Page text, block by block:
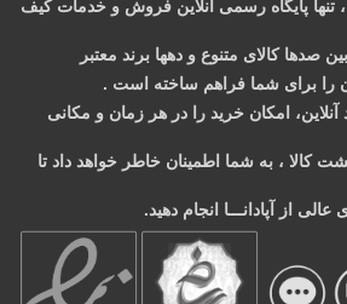
، تنها پایگاه رسمی آنلاین فروش و خدمات کیف
صدها کالای متنوع و دهها برند معتبر
را برای شما فراهم ساخته است .
آنلاین، امکان خرید را در هر زمان و مکانی
7روز بازگشت کالا ، به شما اطمینان خاطر خواهد داد تا
از آپادانـــا انجام دهید.